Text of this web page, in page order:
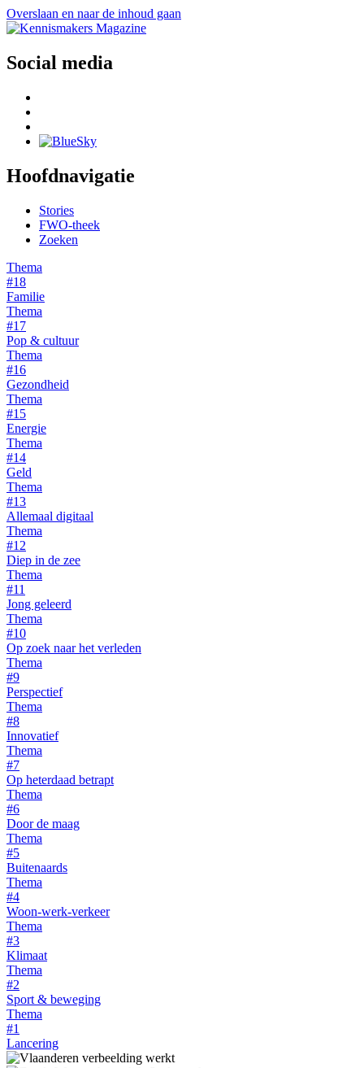
Overslaan en naar de inhoud gaan
Social media
Hoofdnavigatie
Stories
FWO-theek
Zoeken
Thema
#18
Familie
Thema
#17
Pop & cultuur
Thema
#16
Gezondheid
Thema
#15
Energie
Thema
#14
Geld
Thema
#13
Allemaal digitaal
Thema
#12
Diep in de zee
Thema
#11
Jong geleerd
Thema
#10
Op zoek naar het verleden
Thema
#9
Perspectief
Thema
#8
Innovatief
Thema
#7
Op heterdaad betrapt
Thema
#6
Door de maag
Thema
#5
Buitenaards
Thema
#4
Woon-werk-verkeer
Thema
#3
Klimaat
Thema
#2
Sport & beweging
Thema
#1
Lancering